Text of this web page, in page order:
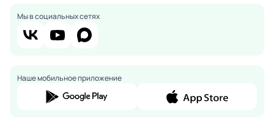
Мы в социальных сетях
Наше мобильное приложение